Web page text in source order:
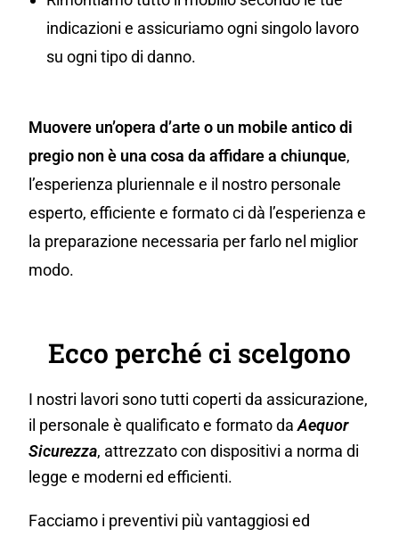
indicazioni e assicuriamo ogni singolo lavoro
su ogni tipo di danno.
Muovere un’opera d’arte o un mobile antico di
pregio non è una cosa da affidare a chiunque,
l’esperienza pluriennale e il nostro personale
esperto, efficiente e formato ci dà l’esperienza e
la preparazione necessaria per farlo nel miglior
modo.
Ecco perché ci scelgono
I nostri lavori sono tutti coperti da assicurazione,
il personale è qualificato e formato daAequor
Sicurezza, attrezzato con dispositivi a norma di
legge e moderni ed efficienti.
Facciamo i preventivi più vantaggiosi ed